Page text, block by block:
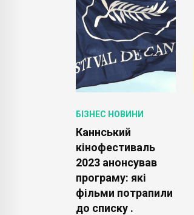
БІЗНЕС НОВИНИ
Каннський
кінофестиваль
2023 анонсував
програму: які
фільми потрапили
до списку .